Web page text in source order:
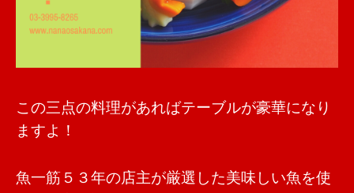
この三点の料理があればテーブルが豪華になり
ますよ！
魚一筋５３年の店主が厳選した美味しい魚を使